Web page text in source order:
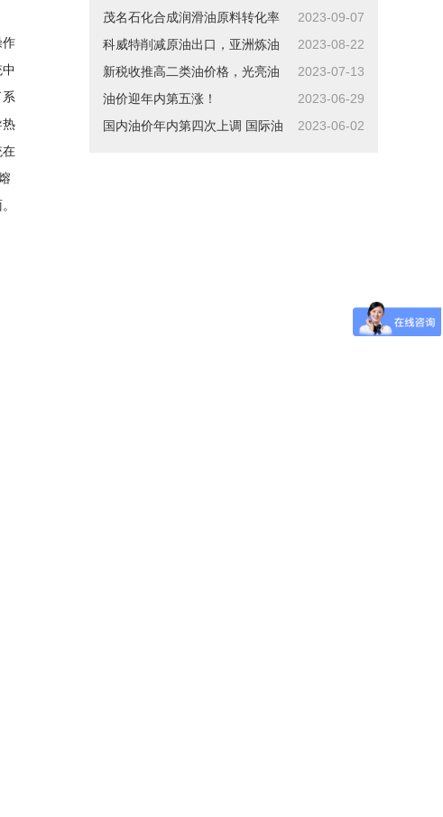
作
热
在
油期货收盘创年内新高
茂名石化合成润滑油原料转化率
创新高
2023-09-07
科威特削减原油出口，亚洲炼油
商利润空间被挤压
2023-08-22
新税收推高二类油价格，光亮油
价格形势堪忧
2023-07-13
油价迎年内第五涨！
2023-06-29
国内油价年内第四次上调 国际油
2023-06-02